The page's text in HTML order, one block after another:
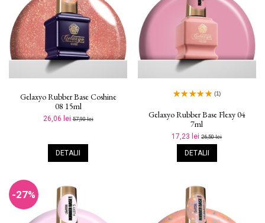
Gelaxyo Rubber Base Coshine
08 15ml
26,06 lei57,90 lei
DETALII
(1)
Gelaxyo Rubber Base Flexy 04
7ml
17,23 lei26,50 lei
DETALII
-27%